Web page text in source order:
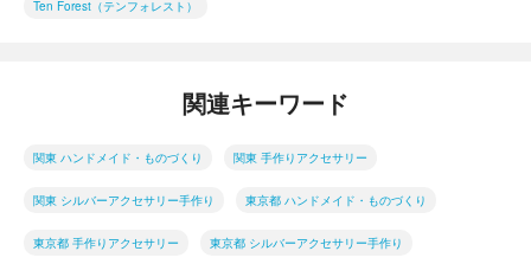
Ten Forest（テンフォレスト）
関連キーワード
関東 ハンドメイド・ものづくり 関東 手作りアクセサリー
関東 シルバーアクセサリー手作り 東京都 ハンドメイド・ものづくり
東京都 手作りアクセサリー 東京都 シルバーアクセサリー手作り